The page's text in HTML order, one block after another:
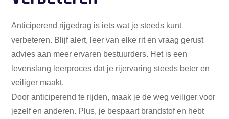
Anticiperend rijgedrag is iets wat je steeds kunt
verbeteren. Blijf alert, leer van elke rit en vraag gerust
advies aan meer ervaren bestuurders. Het is een
levenslang leerproces dat je rijervaring steeds beter en
veiliger maakt.
Door anticiperend te rijden, maak je de weg veiliger voor
jezelf en anderen. Plus, je bespaart brandstof en hebt